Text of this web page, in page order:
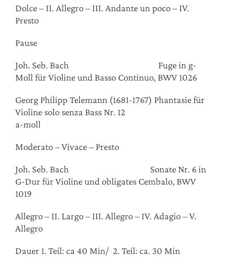
Dolce – II. Allegro – III. Andante un poco – IV.
Presto
Pause
Joh. Seb. Bach Fuge in g-
Moll für Violine und Basso Continuo, BWV 1026
Georg Philipp Telemann (1681-1767) Phantasie für
Violine solo senza Bass Nr. 12
a-moll
Moderato – Vivace – Presto
Joh. Seb. Bach Sonate Nr. 6 in
G-Dur für Violine und obligates Cembalo, BWV
1019
Allegro – II. Largo – III. Allegro – IV. Adagio – V.
Allegro
Dauer 1. Teil: ca 40 Min/ 2. Teil: ca. 30 Min